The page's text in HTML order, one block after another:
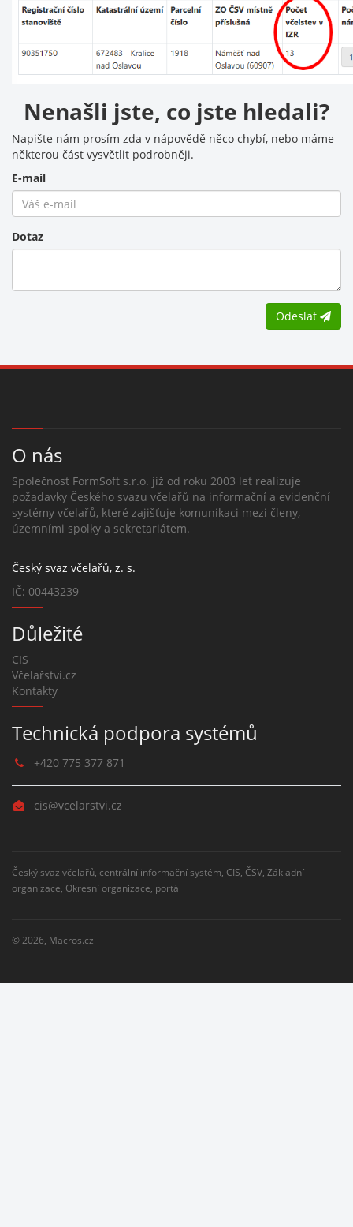
Nenašli jste, co jste hledali?
Napište nám prosím zda v nápovědě něco chybí, nebo máme
některou část vysvětlit podrobněji.
E-mail
Dotaz
Odeslat
O nás
Společnost FormSoft s.r.o. již od roku 2003 let realizuje
požadavky Českého svazu včelařů na informační a evidenční
systémy včelařů, které zajišťuje komunikaci mezi členy,
územními spolky a sekretariátem.
Český svaz včelařů, z. s.
IČ: 00443239
Důležité
CIS
Včelařstvi.cz
Kontakty
Technická podpora systémů
+420 775 377 871
cis@vcelarstvi.cz
Český svaz včelařů, centrální informační systém, CIS, ČSV, Základní
organizace, Okresní organizace, portál
© 2026, Macros.cz